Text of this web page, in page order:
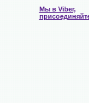
Мы в Viber,